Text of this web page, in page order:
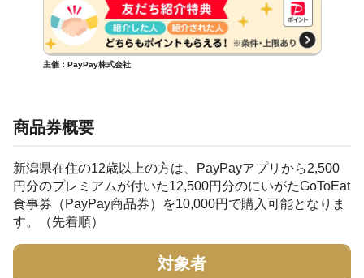
主催：PayPay株式会社
商品券概要
新潟県在住の12歳以上の方は、PayPayアプリから2,500
円分のプレミアムが付いた12,500円分のにいがたGoToEat
食事券（PayPay商品券）を10,000円で購入可能となりま
す。（先着順）
対象者